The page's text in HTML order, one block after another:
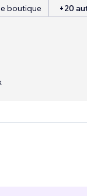
boutique
+20